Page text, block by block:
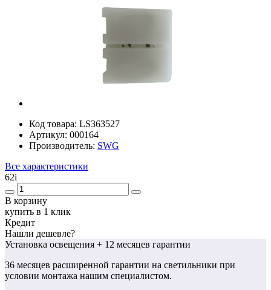
Код товара: LS363527
Артикул: 000164
Производитель: SWG
Все характеристики
62i
В корзину
купить в 1 клик
Кредит
Нашли дешевле?
Установка освещения + 12 месяцев гарантии
36 месяцев расширенной гарантии на светильники при
условии монтажа нашим специалистом.